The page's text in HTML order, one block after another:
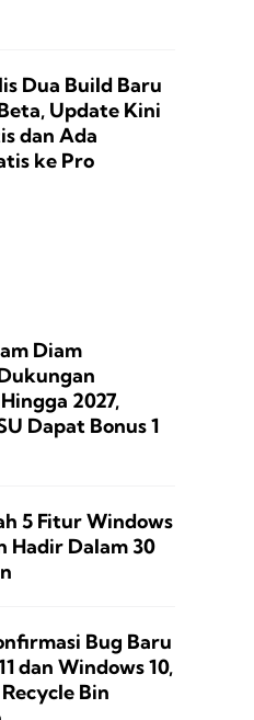
Dua Build Baru
Update Kini
dan Ada
ke Pro
Diam
2027,
Dapat Bonus 1
5 Fitur Windows
Hadir Dalam 30
Bug Baru
dan Windows 10,
Bin